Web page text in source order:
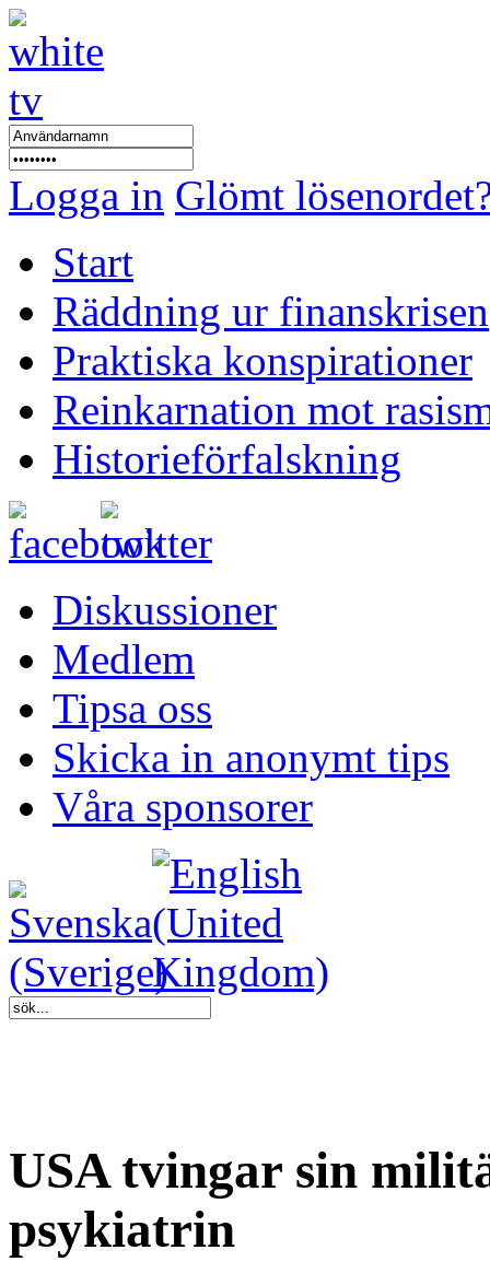
Logga in Glömt
Start
Räddning ur finanskrisen
Praktiska konspirationer
Reinkarnation mot
Historieförfalskning
Diskussioner
Medlem
Tipsa oss
Skicka in anonymt tips
Våra sponsorer
USA tvingar sin
psykiatrin